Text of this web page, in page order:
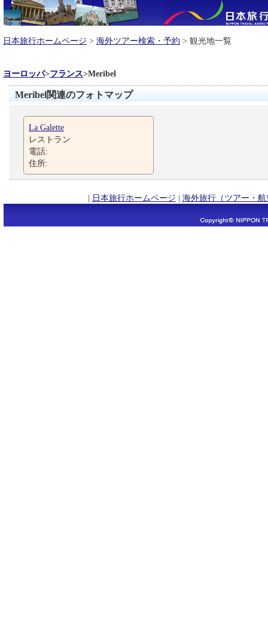
日本旅行ホームページ > 海外ツアー検索・予約 > 観光地一覧
ヨーロッパ>フランス>Meribel
Meribel関連のフォトマップ
La Galette
レストラン
電話:
住所:
| 日本旅行ホームページ | 海外旅行（ツアー・航